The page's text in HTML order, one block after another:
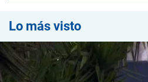
Lo más visto